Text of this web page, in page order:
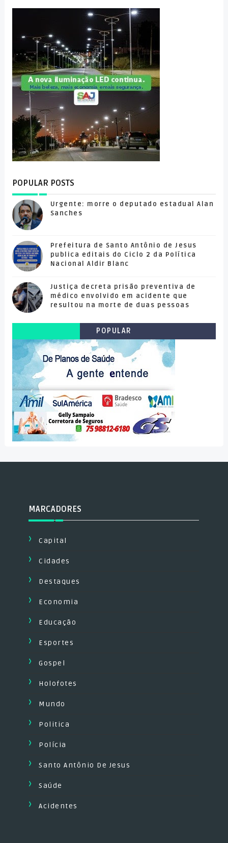
POPULAR POSTS
Urgente: morre o deputado estadual Alan
Sanches
Prefeitura de Santo Antônio de Jesus
publica editais do Ciclo 2 da Política
Nacional Aldir Blanc
Justiça decreta prisão preventiva de
médico envolvido em acidente que
resultou na morte de duas pessoas
POPULAR
MARCADORES
Capital
Cidades
Destaques
Economia
Educação
Esportes
Gospel
Holofotes
Mundo
Politica
Polícia
Santo Antônio De Jesus
Saúde
Acidentes